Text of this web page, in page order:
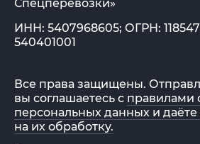
Спецперевозки»
ИНН: 5407968605; ОГРН:
540401001
Все права защищены.
вы соглашаетесь с правилами
персональных данных и даёте
на их обработку.